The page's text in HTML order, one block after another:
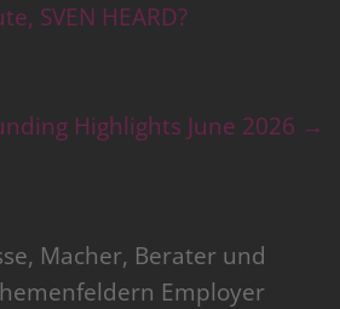
SVEN HEARD?
Highlights June 2026 →
Macher, Berater und
Employer